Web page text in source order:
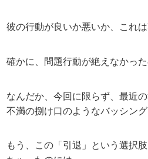
彼の行動が良いか悪いか、これ
確かに、問題行動が絶えなかっ
なんだか、今回に限らず、最近
不満の捌け口のようなバッシン
もう、この「引退」という選択